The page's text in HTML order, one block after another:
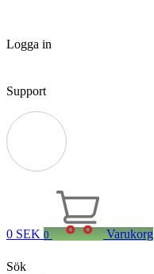
Logga in
Support
0 SEK 0 Varukorg
Sök